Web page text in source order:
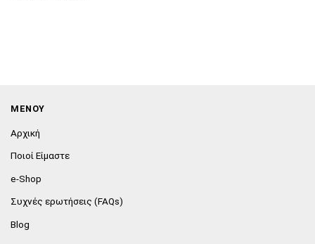
ΜΕΝΟΥ
Αρχική
Ποιοί Είμαστε
e-Shop
Συχνές ερωτήσεις (FAQs)
Blog